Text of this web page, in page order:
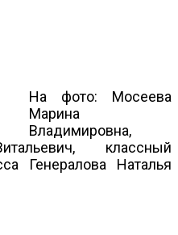
На фото: Мосеева
Марина
Владимировна,
классный
Генералова Наталья